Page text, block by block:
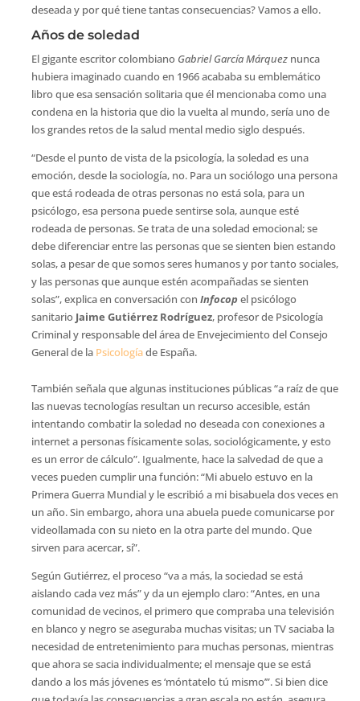
deseada y por qué tiene tantas consecuencias? Vamos a ello.
Años de soledad
El gigante escritor colombiano Gabriel García Márqueznunca
hubiera imaginado cuando en 1966 acababa su emblemático
libro que esa sensación solitaria que él mencionaba como una
condena en la historia que dio la vuelta al mundo, sería uno de
los grandes retos de la salud mental medio siglo después.
“Desde el punto de vista de la psicología, la soledad es una
emoción, desde la sociología, no. Para un sociólogo una persona
que está rodeada de otras personas no está sola, para un
psicólogo, esa persona puede sentirse sola, aunque esté
rodeada de personas. Se trata de una soledad emocional; se
debe diferenciar entre las personas que se sienten bien estando
solas, a pesar de que somos seres humanos y por tanto sociales,
y las personas que aunque estén acompañadas se sienten
solas”, explica en conversación con Infocop el psicólogo
sanitarioJaime Gutiérrez Rodríguez, profesor de Psicología
Criminal y responsable del área de Envejecimiento del Consejo
General de la Psicologíade España.
También señala que algunas instituciones públicas “a raíz de que
las nuevas tecnologías resultan un recurso accesible, están
intentando combatir la soledad no deseada con conexiones a
internet a personas físicamente solas, sociológicamente, y esto
es un error de cálculo”. Igualmente, hace la salvedad de que a
veces pueden cumplir una función: “Mi abuelo estuvo en la
Primera Guerra Mundial y le escribió a mi bisabuela dos veces en
un año. Sin embargo, ahora una abuela puede comunicarse por
videollamada con su nieto en la otra parte del mundo. Que
sirven para acercar, sí”.
Según Gutiérrez, el proceso “va a más, la sociedad se está
aislando cada vez más” y da un ejemplo claro: “Antes, en una
comunidad de vecinos, el primero que compraba una televisión
en blanco y negro se aseguraba muchas visitas; un TV saciaba la
necesidad de entretenimiento para muchas personas, mientras
que ahora se sacia individualmente; el mensaje que se está
dando a los más jóvenes es ‘móntatelo tú mismo’”. Si bien dice